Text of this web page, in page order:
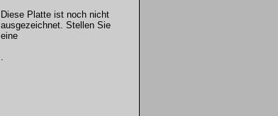
Diese Platte ist noch nicht
ausgezeichnet. Stellen Sie
eine
.